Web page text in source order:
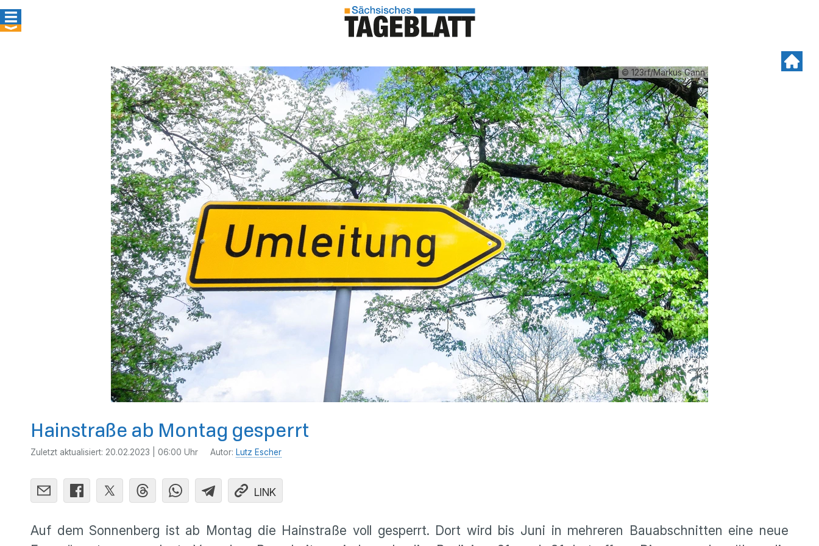
© 123rf/Markus Gann
Hainstraße ab Montag gesperrt
Zuletzt aktualisiert: 20.02.2023 | 06:00 Uhr Autor: Lutz Escher
LINK
Auf dem Sonnenberg ist ab Montag die Hainstraße voll gesperrt. Dort wird bis Juni in mehreren Bauabschnitten eine neue